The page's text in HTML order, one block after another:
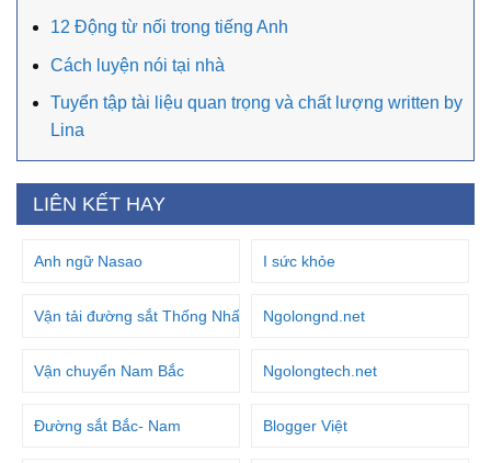
12 Động từ nối trong tiếng Anh
Cách luyện nói tại nhà
Tuyển tập tài liệu quan trọng và chất lượng written by
Lina
LIÊN KẾT HAY
Anh ngữ Nasao I sức khỏe
Vận tải đường sắt Thống Nhất Ngolongnd.net
Vận chuyển Nam Bắc Ngolongtech.net
Đường sắt Bắc- Nam Blogger Việt